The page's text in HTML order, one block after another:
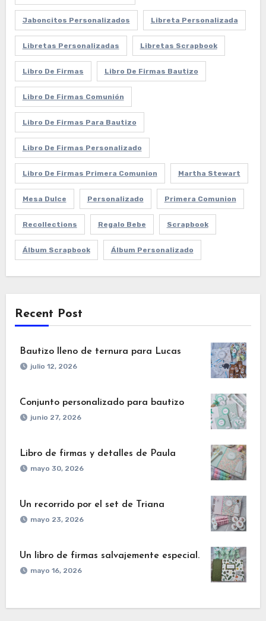
Jaboncitos Personalizados Libreta Personalizada
Libretas Personalizadas Libretas Scrapbook
Libro De Firmas Libro De Firmas Bautizo
Libro De Firmas Comunión
Libro De Firmas Para Bautizo
Libro De Firmas Personalizado
Libro De Firmas Primera Comunion Martha Stewart
Mesa Dulce Personalizado Primera Comunion
Recollections Regalo Bebe Scrapbook
Álbum Scrapbook Álbum Personalizado
Recent Post
Bautizo lleno de ternura para Lucas
julio 12, 2026
Conjunto personalizado para bautizo
junio 27, 2026
Libro de firmas y detalles de Paula
mayo 30, 2026
Un recorrido por el set de Triana
mayo 23, 2026
Un libro de firmas salvajemente especial.
mayo 16, 2026